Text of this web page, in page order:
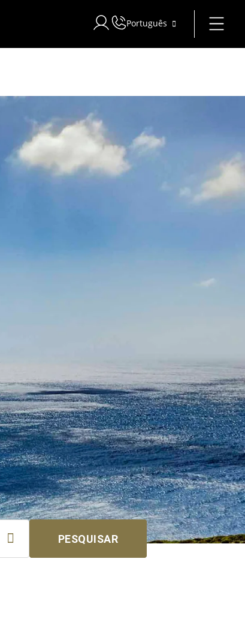
Iniciar sessão no Star Traveler ou
Português
 PESQUISAR